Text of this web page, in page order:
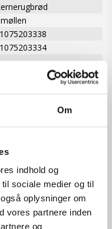
Om
indhold og
sociale medier og til
oplysninger om
vores partnere inden
og
med stærkt lugtende
RUGMEL, dansk
HVEDESURDEJ